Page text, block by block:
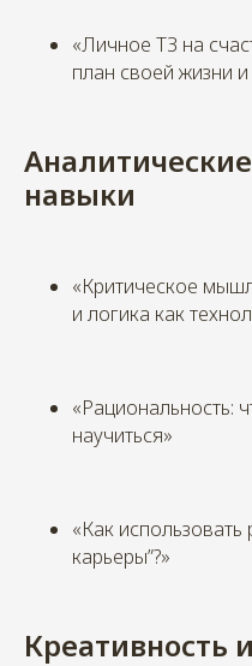
«Личное ТЗ на
план своей жизни и
навыки
«Критическое
и логика как
«Рациональность:
научиться»
«Как использовать
карьеры”?»
Креативность